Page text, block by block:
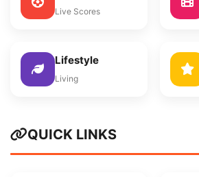
Live Scores
Lifestyle
Living
QUICK LINKS